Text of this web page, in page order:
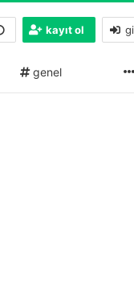
kayıt ol
genel